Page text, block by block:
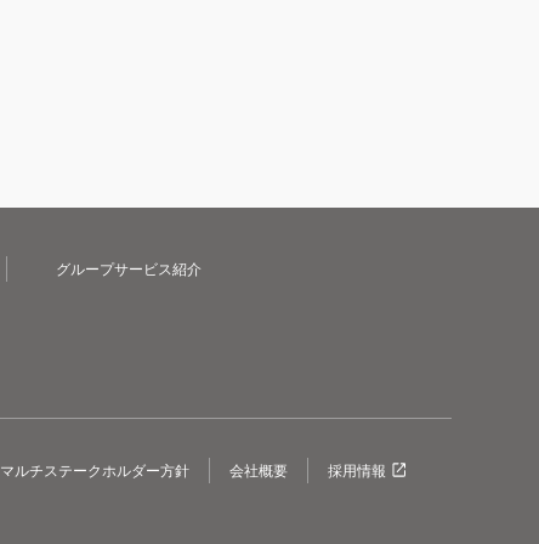
グループサービス紹介
マルチステークホルダー方針 会社概要 採用情報